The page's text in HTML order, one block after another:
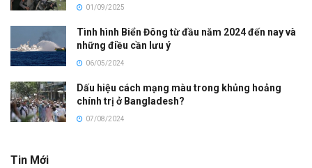
01/09/2025
Tình hình Biển Đông từ đầu năm 2024 đến nay và
những điều cần lưu ý
06/05/2024
Dấu hiệu cách mạng màu trong khủng hoảng
chính trị ở Bangladesh?
07/08/2024
Tin Mới